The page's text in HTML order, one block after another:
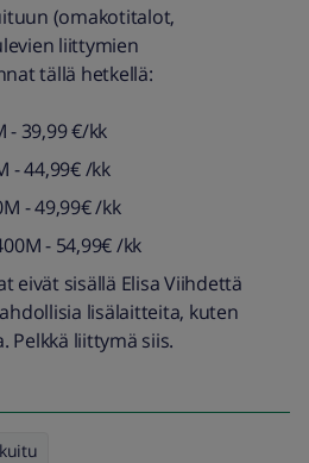
(omakotitalot,
liittymien
tällä hetkellä:
- 39,99 €/kk
- 44,99€ /kk
- 49,99€ /kk
- 54,99€ /kk
eivät sisällä Elisa Viihdettä
lisälaitteita, kuten
Pelkkä liittymä siis.